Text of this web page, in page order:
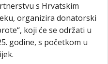
s Hrvatskim
organizira donatorski
koji će se održati u
godine, s početkom u